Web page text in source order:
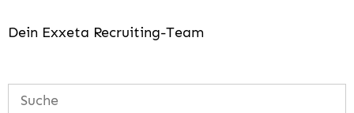
Dein Exxeta Recruiting-Team